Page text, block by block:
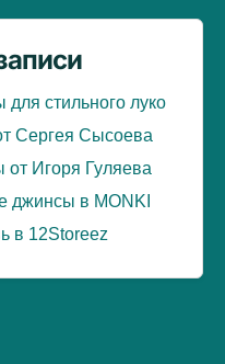
стильного луко
Сергея Сысоева
от Игоря Гуляева
джинсы в MONKI
в 12Storeez